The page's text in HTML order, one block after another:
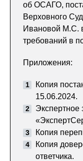
об ОСАГО,
Верховного
Ивановой М.С.
требований в
Приложения:
Копия
15.06.2024.
Копия
Копия
ответчика.